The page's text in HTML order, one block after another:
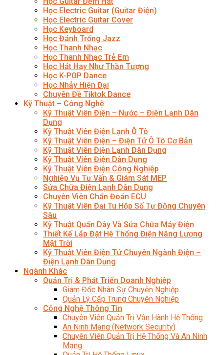
Học Electric Guitar (Guitar Điện)
Học Electric Guitar Cover
Học Keyboard
Học Đánh Trống Jazz
Học Thanh Nhạc
Học Thanh Nhạc Trẻ Em
Học Hát Hay Như Thần Tượng
Học K-POP Dance
Học Nhảy Hiện Đại
Chuyên Đề Tiktok Dance
Kỹ Thuật – Công Nghệ
Kỹ Thuật Viên Điện – Nước – Điện Lạnh Dân
Dụng
Kỹ Thuật Viên Điện Lạnh Ô Tô
Kỹ Thuật Viên Điện – Điện Tử Ô Tô Cơ Bản
Kỹ Thuật Viên Điện Lạnh Dân Dụng
Kỹ Thuật Viên Điện Dân Dụng
Kỹ Thuật Viên Điện Công Nghiệp
Nghiệp Vụ Tư Vấn & Giám Sát MEP
Sửa Chữa Điện Lạnh Dân Dụng
Chuyên Viên Chẩn Đoán ECU
Kỹ Thuật Viên Đại Tu Hộp Số Tự Động Chuyên
Sâu
Kỹ Thuật Quấn Dây Và Sửa Chữa Máy Điện
Thiết Kế Lắp Đặt Hệ Thống Điện Năng Lượng
Mặt Trời
Kỹ Thuật Viên Điện Tử Chuyên Ngành Điện –
Điện Lạnh Dân Dụng
Ngành Khác
Quản Trị & Phát Triển Doanh Nghiệp
Giám Đốc Nhân Sự Chuyên Nghiệp
Quản Lý Cấp Trung Chuyên Nghiệp
Công Nghệ Thông Tin
Chuyên Viên Quản Trị Vận Hành Hệ Thống
An Ninh Mạng (Network Security)
Chuyên Viên Quản Trị Hệ Thống Và An Ninh
Mạng